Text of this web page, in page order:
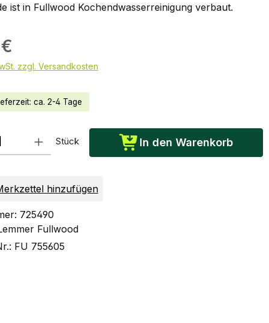
ist in Fullwood Kochendwasserreinigung verbaut.
zzgl. Versandkosten
ca. 2-4 Tage
Gib den gewünschten Wert ein oder benutze die Schaltflächen um die
Stück In den Warenkorb
hinzufügen
725490
Fullwood
FU 755605